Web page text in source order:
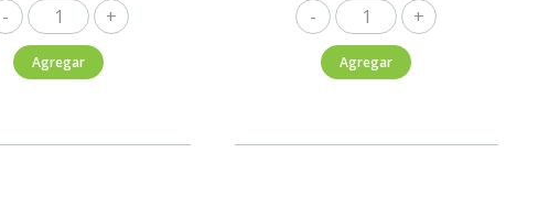
Matua
Pinot
Noir
Agregar
Bottega
Gold
750ml
Agregar